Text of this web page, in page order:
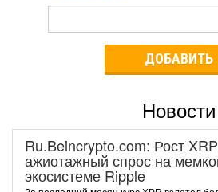
ДОБАВИТЬ
Новости
Ru.Beincrypto.com: Рост
ажиотажный спрос на
экосистеме Ripple